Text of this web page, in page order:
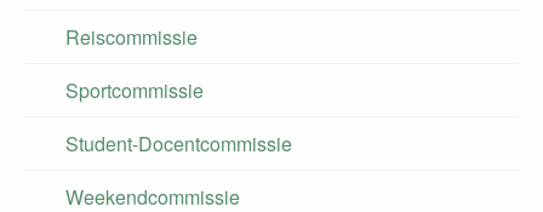
Reiscommissie
Sportcommissie
Student-Docentcommissie
Weekendcommissie